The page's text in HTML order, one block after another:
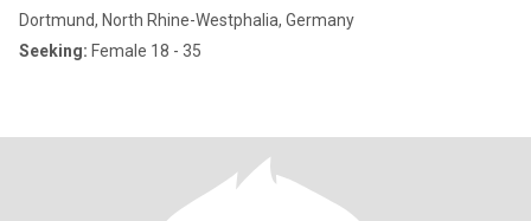
Dortmund, North Rhine-Westphalia, Germany
Seeking: Female 18 - 35